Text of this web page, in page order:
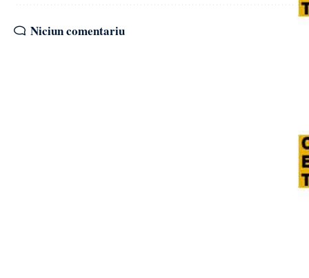
Niciun comentariu